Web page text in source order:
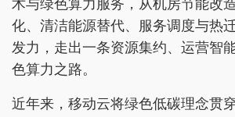
术与绿色算力服务，从机房节能改
化、清洁能源替代、服务调度与热
发力，走出一条资源集约、运营智
色算力之路。
近年来，移动云将绿色低碳理念贯